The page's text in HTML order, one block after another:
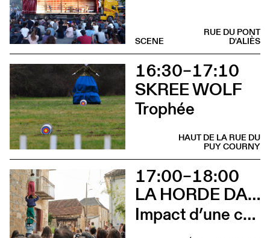
RUE DU PONT
D'ALIÈS
SCENE
16:30–17:10
SKREE WOLF
Trophée
HAUT DE LA RUE DU
PUY COURNY
17:00–18:00
LA HORDE DANS LES PAVÉS
Impact d’une course [Aurillac] X Stadium